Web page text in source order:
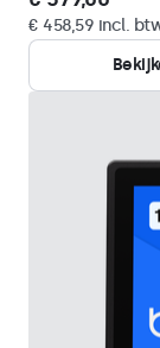
€ 458,59 incl.